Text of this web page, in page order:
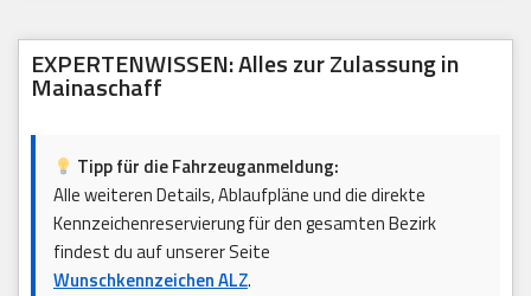
EXPERTENWISSEN: Alles zur Zulassung in
Mainaschaff
Tipp für die Fahrzeuganmeldung:
Alle weiteren Details, Ablaufpläne und die direkte
Kennzeichenreservierung für den gesamten Bezirk
findest du auf unserer Seite
Wunschkennzeichen ALZ.